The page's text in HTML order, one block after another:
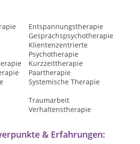
Entspannungstherapie
Gesprächspsychotherapie
Klientenzentrierte
Psychotherapie
Kurzzeittherapie
Paartherapie
Systemische Therapie
Traumarbeit
Verhaltenstherapie
& Erfahrungen: